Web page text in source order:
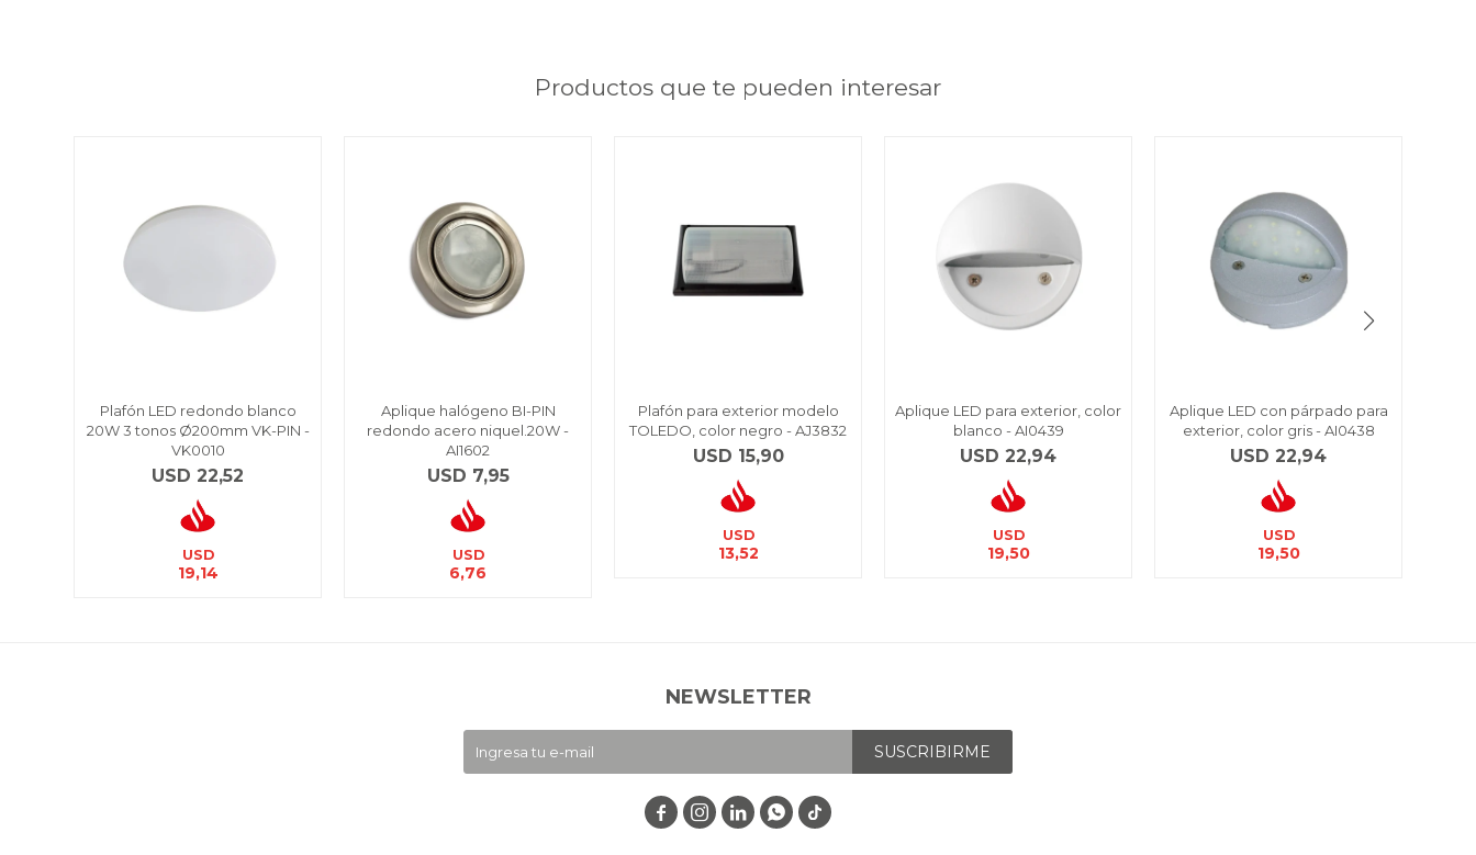
Productos que te pueden interesar
Plafón LED redondo blanco
20W 3 tonos Ø200mm VK-PIN -
VK0010
USD 22,52
USD
19,14
Aplique halógeno BI-PIN
redondo acero niquel.20W -
AI1602
USD 7,95
USD
6,76
Plafón para exterior modelo
TOLEDO, color negro - AJ3832
USD 15,90
USD
13,52
Aplique LED para exterior, color
blanco - AI0439
USD 22,94
USD
19,50
Aplique LED con párpado para
exterior, color gris - AI0438
USD 22,94
USD
19,50
NEWSLETTER
SUSCRIBIRME
   